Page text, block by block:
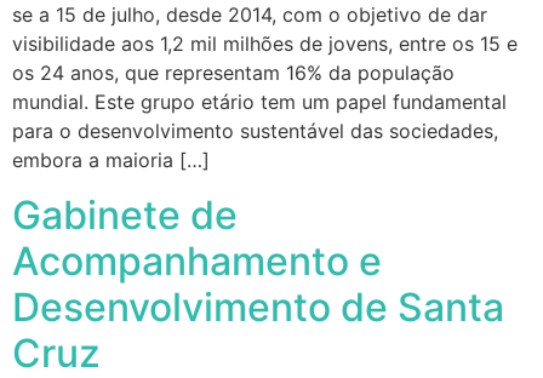
se a 15 de julho, desde 2014, com o objetivo de dar
visibilidade aos 1,2 mil milhões de jovens, entre os 15 e
os 24 anos, que representam 16% da população
mundial. Este grupo etário tem um papel fundamental
para o desenvolvimento sustentável das sociedades,
embora a maioria […]
Gabinete de
Acompanhamento e
Desenvolvimento de Santa
Cruz